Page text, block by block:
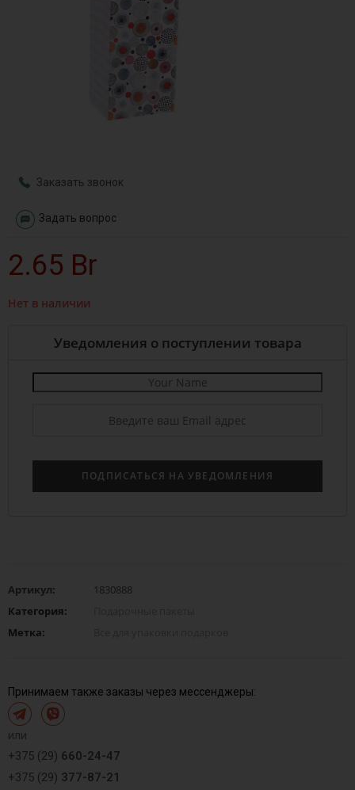
Заказать звонок
Задать вопрос
2.65 Br
Нет в наличии
Уведомления о поступлении товара
Артикул:
1830888
Категория:
Метка:
Принимаем также заказы через мессенджеры:
или
+375 (29) 660-24-47
+375 (29) 377-87-21